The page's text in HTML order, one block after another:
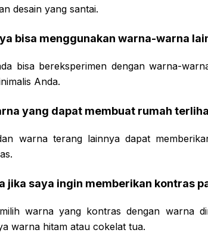
desain yang santai.
bisa menggunakan warna-warna
bisa bereksperimen dengan warna-
Anda.
yang dapat membuat rumah
warna terang lainnya dapat
jika saya ingin memberikan kontras
warna yang kontras dengan warna
warna hitam atau cokelat tua.